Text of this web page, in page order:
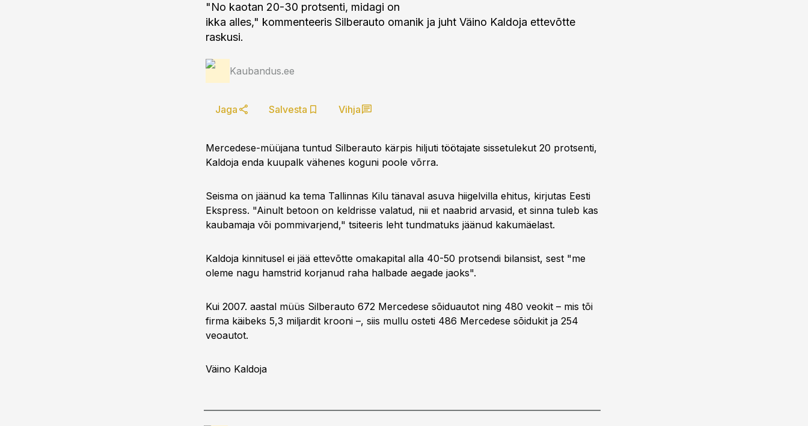
"No kaotan 20-30 protsenti, midagi on
ikka alles," kommenteeris Silberauto omanik ja juht Väino Kaldoja ettevõtte
raskusi.
Kaubandus.ee
Jaga Salvesta Vihja
Mercedese-müüjana tuntud Silberauto kärpis hiljuti töötajate sissetulekut 20 protsenti,
Kaldoja enda kuupalk vähenes koguni poole võrra.
Seisma on jäänud ka tema Tallinnas Kilu tänaval asuva hiigelvilla ehitus, kirjutas Eesti
Ekspress. "Ainult betoon on keldrisse valatud, nii et naabrid arvasid, et sinna tuleb kas
kaubamaja või pommivarjend," tsiteeris leht tundmatuks jäänud kakumäelast.
Kaldoja kinnitusel ei jää ettevõtte omakapital alla 40-50 protsendi bilansist, sest "me
oleme nagu hamstrid korjanud raha halbade aegade jaoks".
Kui 2007. aastal müüs Silberauto 672 Mercedese sõiduautot ning 480 veokit – mis tõi
firma käibeks 5,3 miljardit krooni –, siis mullu osteti 486 Mercedese sõidukit ja 254
veoautot.
Väino Kaldoja